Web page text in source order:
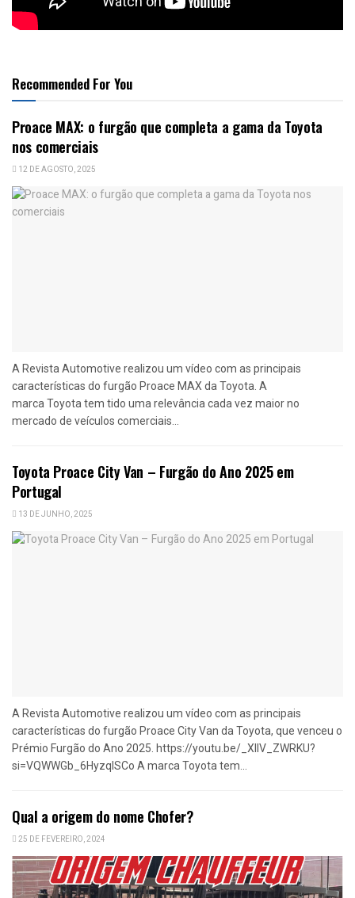
Recommended For You
Proace MAX: o furgão que completa a gama da Toyota
nos comerciais
12 DE AGOSTO, 2025
A Revista Automotive realizou um vídeo com as principais
características do furgão Proace MAX da Toyota. A
marca Toyota tem tido uma relevância cada vez maior no
mercado de veículos comerciais...
Toyota Proace City Van – Furgão do Ano 2025 em
Portugal
13 DE JUNHO, 2025
A Revista Automotive realizou um vídeo com as principais
características do furgão Proace City Van da Toyota, que venceu o
Prémio Furgão do Ano 2025. https://youtu.be/_XllV_ZWRKU?
si=VQWWGb_6HyzqISCo A marca Toyota tem...
Qual a origem do nome Chofer?
25 DE FEVEREIRO, 2024